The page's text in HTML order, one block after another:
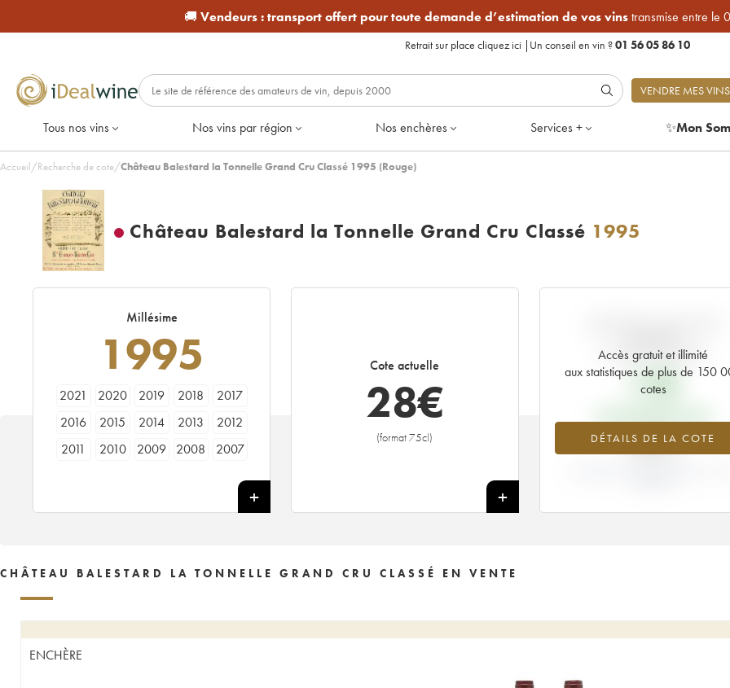
🚚 Vendeurs :transport offert pour toute demande d’estimation de vos vinstransmise entre le
Retrait sur place cliquez ici | Un conseil en vin ?01 56 05 86 10
VENDRE MES VINS
Tous nos vins Nos vins par région Nos enchères Services + ✨Mon
Accueil/Recherche de cote/Château Balestard la Tonnelle Grand Cru Classé 1995 (Rouge)
Château Balestard la Tonnelle Grand Cru Classé 1995
Millésime
1995
2021 2020 2019 2018
2017
2016
2015 2014 2013
2012
2011
2010 2009 2008
2007
1975
1974 1973 1971
1970
1967
Cote actuelle
28€
(format 75cl)
+
Accès gratuit et illimité
aux statistiques de plus de 150
cotes
DÉTAILS DE LA COTE
AU PRIX PRIMEUR
17€
+62%
CHÂTEAU BALESTARD LA TONNELLE GRAND CRU CLASSÉ EN VENTE
ENCHÈRE